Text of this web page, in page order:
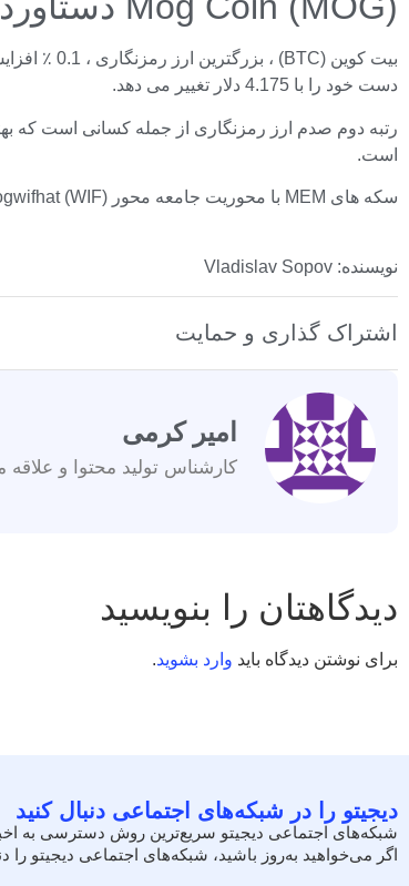
دست خود را با 4.175 دلار تغییر می دهد.
است.
سکه های MEM با محوریت جامعه محور Dogwifhat (WIF) و Floki Inu (Floki) در حجم معامله 3-4 ٪ افزایش می یابد.
نویسنده: Vladislav Sopov
اشتراک گذاری و حمایت
امیر کرمی
کارشناس تولید محتوا و علاقه
دیدگاهتان را بنویسید
برای نوشتن دیدگاه باید وارد بشوید.
دیجیتو را در شبکه‌های اجتماعی دنبال کنید
شبکه‌های اجتماعی دیجیتو سریع‌ترین روش دسترسی به
اگر می‌خواهید به‌روز باشید، شبکه‌های اجتماعی دیجیتو را